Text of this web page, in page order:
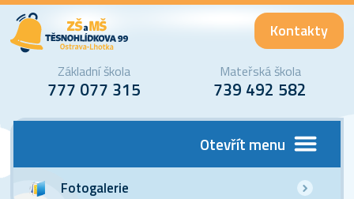
Kontakty
Základní škola
777 077 315
Mateřská škola
739 492 582
Otevřít menu
Fotogalerie